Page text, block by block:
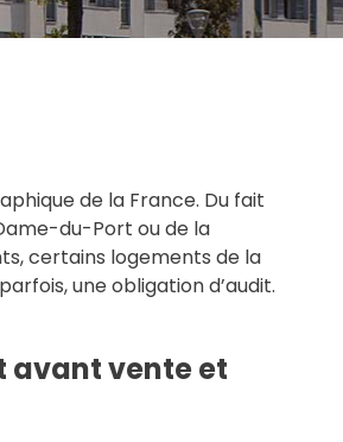
de la France. Du fait
du-Port ou de la
certains logements de la
une obligation d’audit.
avant vente et